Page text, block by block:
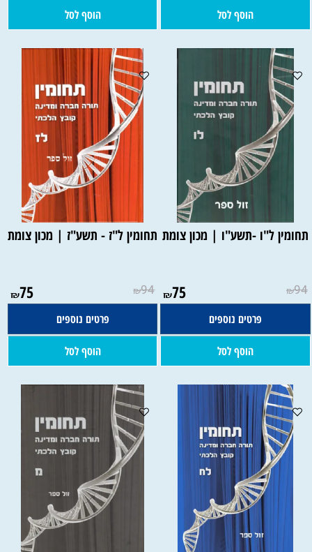
הוסף לסל הוסף לסל
תחומין ל"ו -תשע"ו | מכון צומת
₪94
₪75
פרטים נוספים
הוסף לסל
תחומין ל"ז - תשע"ז | מכון צומת
₪94
₪75
פרטים נוספים
הוסף לסל